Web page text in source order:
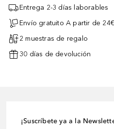
Entrega 2-3 días laborables
Envío gratuito A partir de
2 muestras de regalo
30 días de devolución
¡Suscríbete ya a la